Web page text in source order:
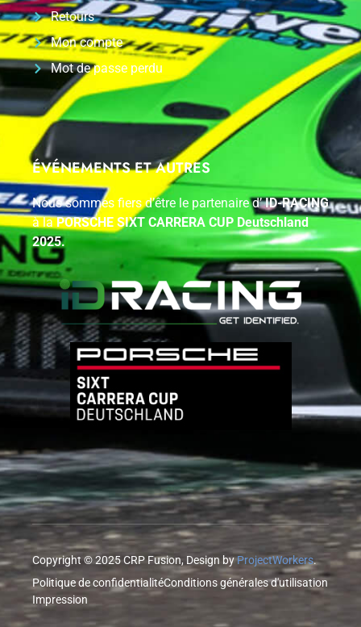
Retours
Mon compte
Mot de passe perdu
ÉVÉNEMENTS ET AUTRES
Nous sommes fiers d’être le partenaire d’ID-RACING
à laPORSCHE SIXT CARRERA CUP Deutschland
2025.
Copyright © 2025 CRP Fusion, Design byProjectWorkers.
Politique de confidentialitéConditions générales d'utilisation
Impression